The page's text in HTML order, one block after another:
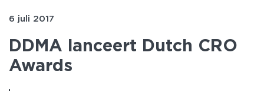
6 juli 2017
DDMA lanceert Dutch CRO
Awards